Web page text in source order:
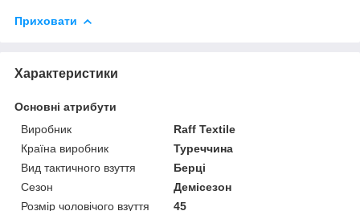
Приховати
Характеристики
Основні атрибути
Виробник
Raff Textile
Країна виробник
Туреччина
Вид тактичного взуття
Берці
Сезон
Демісезон
Розмір чоловічого взуття
45